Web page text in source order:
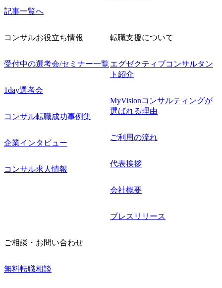
記事一覧へ
コンサルお役立ち情報
受付中の選考会/セミナー一覧
1day選考会
コンサル転職成功事例集
企業インタビュー
コンサル求人情報
転職支援について
エグゼクティブコンサルタン
ト紹介
MyVisionコンサルティングが
選ばれる理由
ご利用の流れ
代表挨拶
会社概要
プレスリリース
ご相談・お問い合わせ
無料転職相談